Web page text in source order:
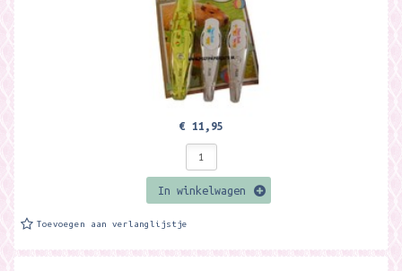
€ 11,95
In winkelwagen
Toevoegen aan verlanglijstje